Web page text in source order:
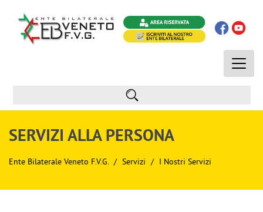
Toggle
SERVIZI ALLA PERSONA
Ente Bilaterale Veneto F.V.G. Servizi I Nostri Servizi